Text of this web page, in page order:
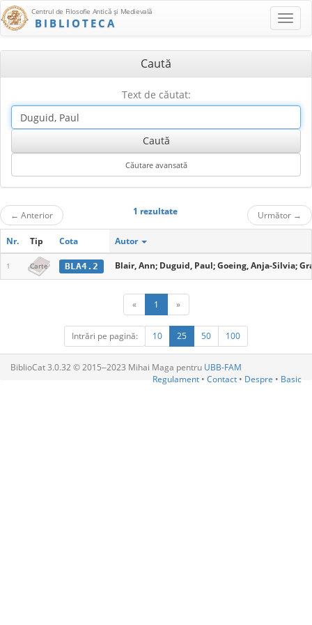
Centrul de Filosofie Antică şi Medievală
BIBLIOTECA
Caută
Text de căutat:
← Anterior 1 rezultate Următor →
Nr. Tip Cota Autor
1 Carte BLA4.2 Blair, Ann; Duguid, Paul; Goeing, Anja-Silvia;
« 1 »
Intrări pe pagină: 10 25 50 100
BiblioCat 3.0.32 © 2015‒2023 Mihai Maga pentru UBB-FAM
Regulament • Contact • Despre • Basic